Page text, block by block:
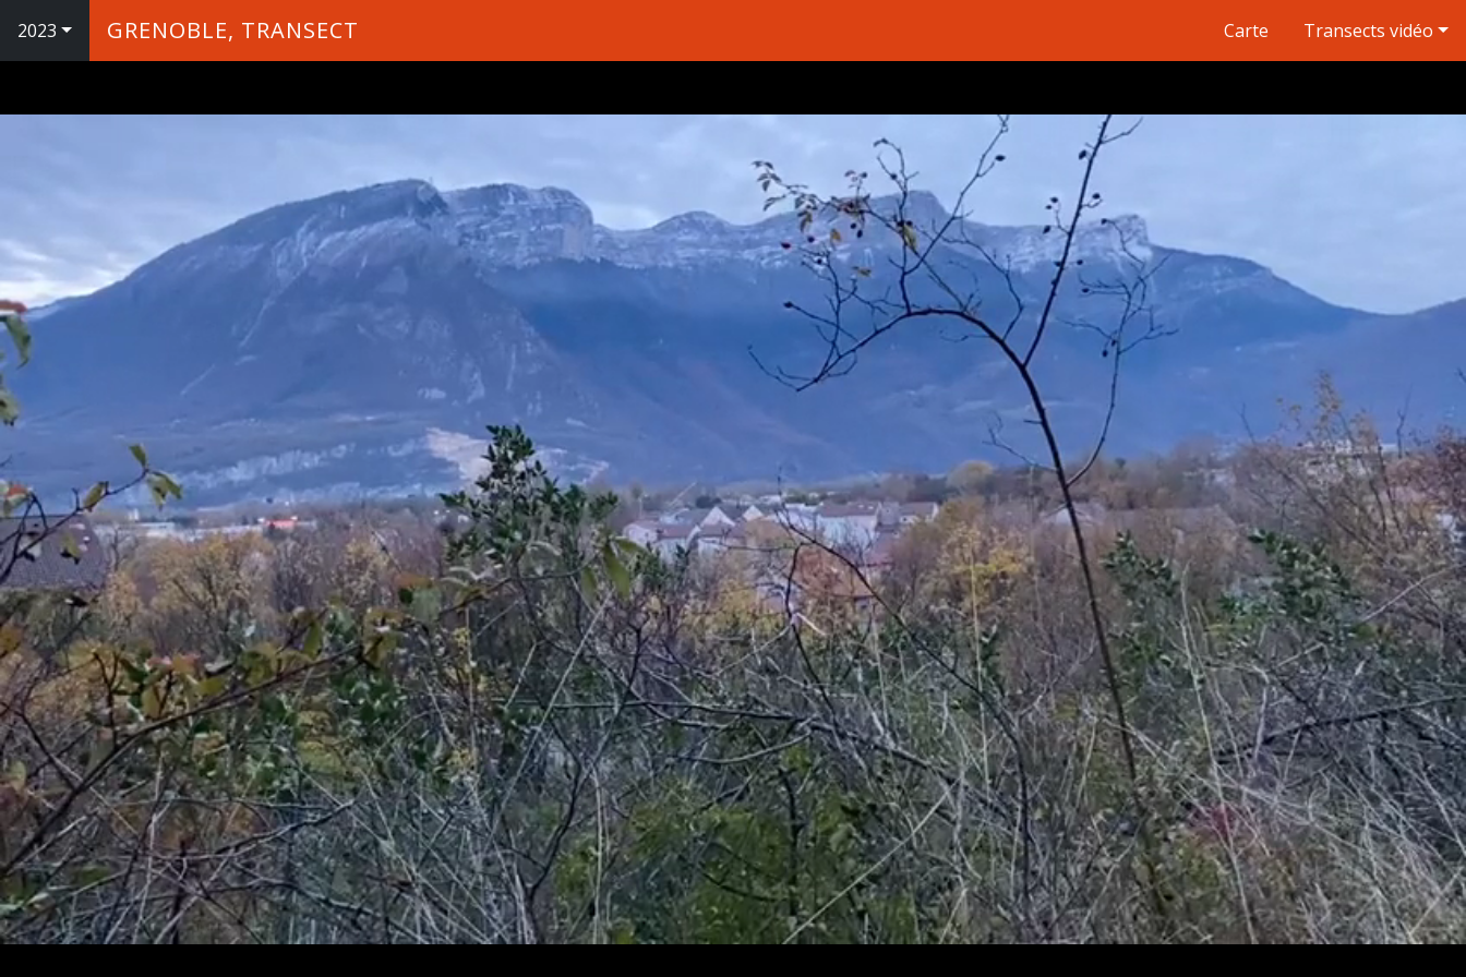
2023 GRENOBLE, TRANSECT Carte Transects vidéo